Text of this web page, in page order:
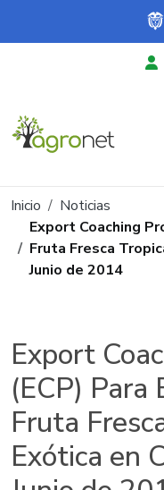
Pasar al contenido
Ruta de
Inicio
Noticias
Export Coaching
Fruta Fresca
Junio de 2014
Export
(ECP) Para
Fruta
Exótica en